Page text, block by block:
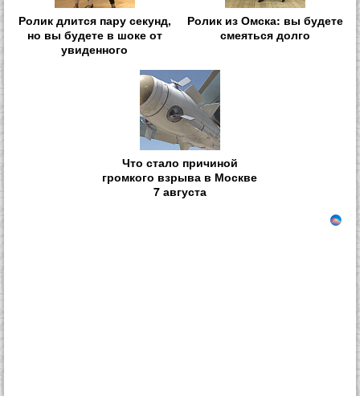
Ролик длится пару секунд,
но вы будете в шоке от
увиденного
Ролик из Омска: вы будете
смеяться долго
Что стало причиной
громкого взрыва в Москве
7 августа